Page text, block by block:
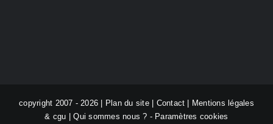
copyright 2007 - 2026 | Plan du site| Contact
Mentions légales
& cgu |Qui sommes nous ? - Paramètres cookies